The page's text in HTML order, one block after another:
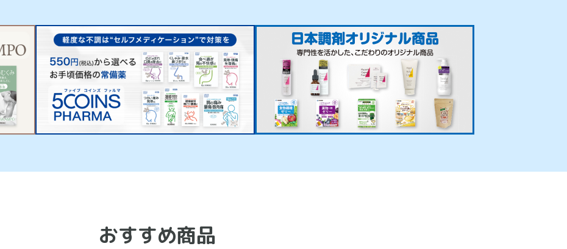
おすすめ商品